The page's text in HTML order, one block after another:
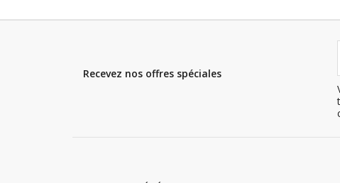
Recevez nos offres spéciales